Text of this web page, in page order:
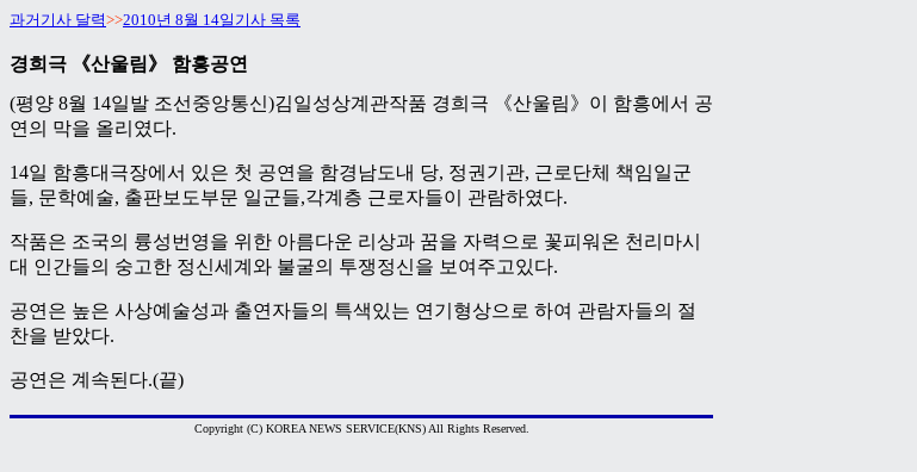
과거기사 달력>>2010년 8월 14일기사 목록
경희극 《산울림》 함흥공연
(평양 8월 14일발 조선중앙통신)김일성상계관작품 경희극 《산울림》이 함흥에서 공
연의 막을 올리였다.
14일 함흥대극장에서 있은 첫 공연을 함경남도내 당, 정권기관, 근로단체 책임일군
들, 문학예술, 출판보도부문 일군들,각계층 근로자들이 관람하였다.
작품은 조국의 륭성번영을 위한 아름다운 리상과 꿈을 자력으로 꽃피워온 천리마시
대 인간들의 숭고한 정신세계와 불굴의 투쟁정신을 보여주고있다.
공연은 높은 사상예술성과 출연자들의 특색있는 연기형상으로 하여 관람자들의 절
찬을 받았다.
공연은 계속된다.(끝)
Copyright (C) KOREA NEWS SERVICE(KNS) All Rights Reserved.